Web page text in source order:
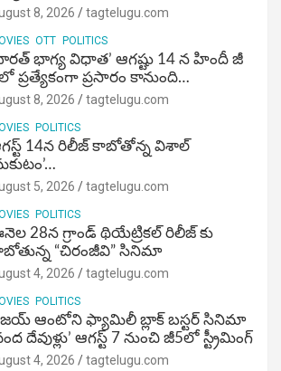
8, 2026 tagtelugu.com
OTT POLITICS
భాగ్య విధాత’ ఆగష్టు 14 న హిందీ జీ
ప్రత్యేకంగా ప్రసారం కానుంది…
8, 2026 tagtelugu.com
POLITICS
14న రిలీజ్ కాబోతోన్న విశాల్
5, 2026 tagtelugu.com
POLITICS
28న గ్రాండ్ థియేట్రికల్ రిలీజ్ కు
“చిరంజీవి” సినిమా
4, 2026 tagtelugu.com
POLITICS
ఆంటోని ఫ్యామిలీ బ్లాక్ బ‌స్ట‌ర్‌ సినిమా
దేవుళ్లు’ ఆగస్ట్ 7 నుంచి జీ5లో స్ట్రీమింగ్
4, 2026 tagtelugu.com